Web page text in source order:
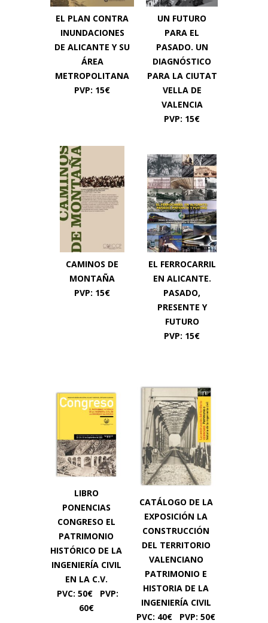
EL PLAN CONTRA
INUNDACIONES
DE ALICANTE Y SU
ÁREA
METROPOLITANA
PVP: 15€
UN FUTURO
PARA EL
PASADO. UN
DIAGNÓSTICO
PARA LA CIUTAT
VELLA DE
VALENCIA
PVP: 15€
CAMINOS DE
MONTAÑA
PVP: 15€
EL FERROCARRIL
EN ALICANTE.
PASADO,
PRESENTE Y
FUTURO
PVP: 15€
LIBRO
PONENCIAS
CONGRESO EL
PATRIMONIO
HISTÓRICO DE LA
INGENIERÍA CIVIL
EN LA C.V.
PVC: 50€ PVP:
60€
CATÁLOGO DE LA
EXPOSICIÓN LA
CONSTRUCCIÓN
DEL TERRITORIO
VALENCIANO
PATRIMONIO E
HISTORIA DE LA
INGENIERÍA CIVIL
PVC: 40€ PVP: 50€